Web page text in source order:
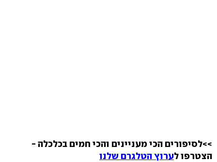
>>לסיפורים הכי מעניינים והכי חמים בכלכלה -
הצטרפו לערוץ הטלגרם שלנו